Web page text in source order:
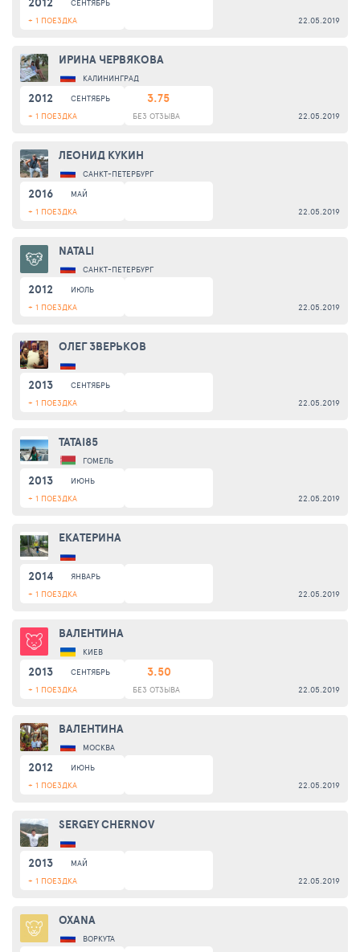
СЕНТЯБРЬ
+ 1 ПОЕЗДКА
22.05.2019
ИРИНА ЧЕРВЯКОВА
КАЛИНИНГРАД
2012
СЕНТЯБРЬ
+ 1 ПОЕЗДКА
3.75
БЕЗ ОТЗЫВА 22.05.2019
ЛЕОНИД КУКИН
САНКТ-ПЕТЕРБУРГ
2016
МАЙ
+ 1 ПОЕЗДКА
22.05.2019
NATALI
САНКТ-ПЕТЕРБУРГ
2012
ИЮЛЬ
+ 1 ПОЕЗДКА
22.05.2019
ОЛЕГ ЗВЕРЬКОВ
2013
СЕНТЯБРЬ
+ 1 ПОЕЗДКА
22.05.2019
TATAI85
ГОМЕЛЬ
2013
ИЮНЬ
+ 1 ПОЕЗДКА
22.05.2019
ЕКАТЕРИНА
2014
ЯНВАРЬ
+ 1 ПОЕЗДКА
22.05.2019
ВАЛЕНТИНА
КИЕВ
2013
СЕНТЯБРЬ
+ 1 ПОЕЗДКА
3.50
БЕЗ ОТЗЫВА 22.05.2019
ВАЛЕНТИНА
МОСКВА
2012
ИЮНЬ
+ 1 ПОЕЗДКА
22.05.2019
SERGEY CHERNOV
2013
МАЙ
+ 1 ПОЕЗДКА
22.05.2019
OXANA
ВОРКУТА